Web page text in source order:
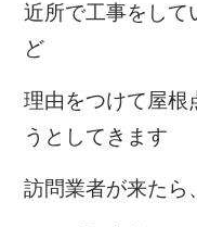
近所で工事をして
ど
理由をつけて屋根
うとしてきます
訪問業者が来たら、